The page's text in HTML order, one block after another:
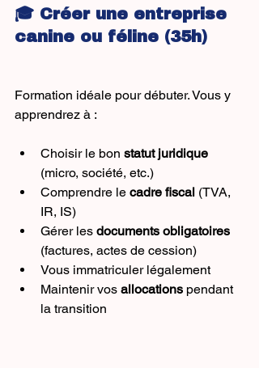
🎓 Créer une entreprise
canine ou féline (35h)
Formation idéale pour débuter. Vous y
apprendrez à :
Choisir le bon statut juridique
(micro, société, etc.)
Comprendre le cadre fiscal (TVA,
IR, IS)
Gérer les documents obligatoires
(factures, actes de cession)
Vous immatriculer légalement
Maintenir vos allocations pendant
la transition